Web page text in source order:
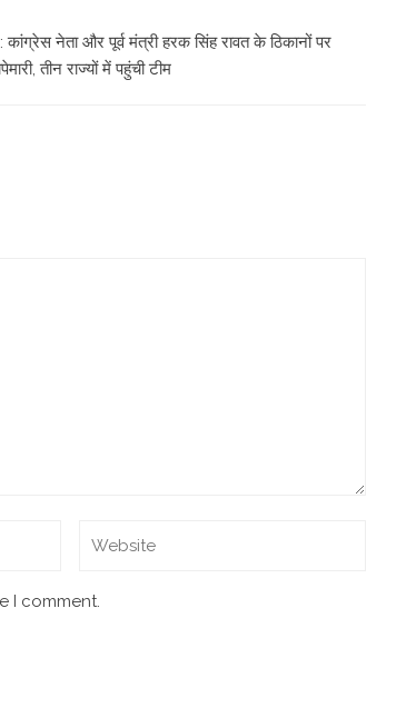
कांग्रेस नेता और पूर्व मंत्री हरक स‍िंह रावत के ठ‍िकानों पर
तीन राज्‍यों में पहुंची टीम
I comment.